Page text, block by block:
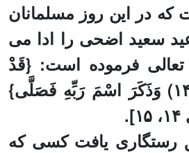
در این روز مسلمانان
سعید اضحی را ادا می
تعالی فرموده است: {قَدْ
وَذَكَرَ اسْمَ رَبِّهِ فَصَلَّى}
۱۴، ۱۵].
رستگاری یافت کسی که